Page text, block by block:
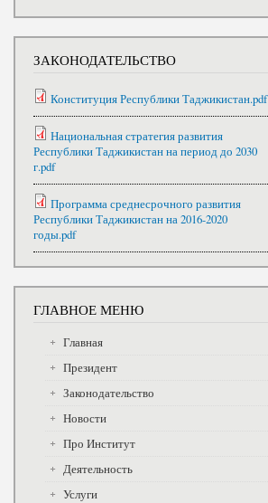
ЗАКОНОДАТЕЛЬСТВО
Конституция Республики Таджикистан.pdf
Национальная стратегия развития
Республики Таджикистан на период до 2030
г.pdf
Программа среднесрочного развития
Республики Таджикистан на 2016-2020
годы.pdf
ГЛАВНОЕ МЕНЮ
Главная
Президент
Законодательство
Новости
Про Институт
Деятельность
Услуги